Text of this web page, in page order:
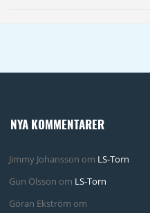
NYA KOMMENTARER
Jimmy Johansson om LS-Torn
Gun Olsson om LS-Torn
Göran Ekström om